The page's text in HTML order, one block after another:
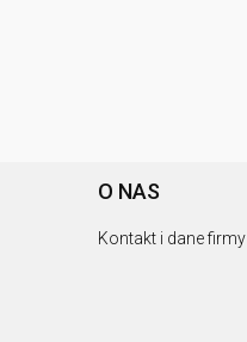
O NAS
Kontakt i dane firmy